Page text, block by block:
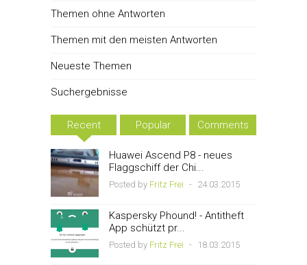
Themen ohne Antworten
Themen mit den meisten Antworten
Neueste Themen
Suchergebnisse
Recent Popular Comments
Huawei Ascend P8 - neues
Flaggschiff der Chi...
Posted by Fritz Frei - 24.03.2015
Kaspersky Phound! - Antitheft
App schützt pr...
Posted by Fritz Frei - 18.03.2015